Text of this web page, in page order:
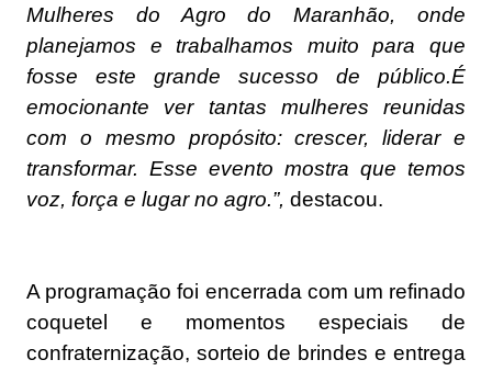
Mulheres do Agro do Maranhão, onde
planejamos e trabalhamos muito para que
fosse este grande sucesso de público.É
emocionante ver tantas mulheres reunidas
com o mesmo propósito: crescer, liderar e
transformar. Esse evento mostra que temos
voz, força e lugar no agro.”, destacou.
A programação foi encerrada com um refinado
coquetel e momentos especiais de
confraternização, sorteio de brindes e entrega